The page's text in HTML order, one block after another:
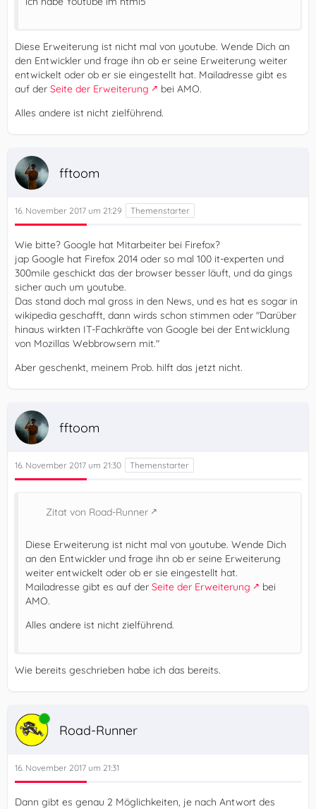
Diese Erweiterung ist nicht mal von youtube. Wende Dich an
den Entwickler und frage ihn ob er seine Erweiterung weiter
entwickelt oder ob er sie eingestellt hat. Mailadresse gibt es
auf der Seite der Erweiterung
bei AMO.
Alles andere ist nicht zielführend.
fftoom
16. November 2017 um 21:29
Wie bitte? Google hat Mitarbeiter bei Firefox?
jap Google hat Firefox 2014 oder so mal 100 it-experten und
300mile geschickt das der browser besser läuft, und da gings
sicher auch um youtube.
Das stand doch mal gross in den News, und es hat es sogar in
wikipedia geschafft, dann wirds schon stimmen oder "Darüber
hinaus wirkten IT-Fachkräfte von Google bei der Entwicklung
von Mozillas Webbrowsern mit."
Aber geschenkt, meinem Prob. hilft das jetzt nicht.
fftoom
16. November 2017 um 21:30
Zitat von Road-Runner
Diese Erweiterung ist nicht mal von youtube. Wende Dich
an den Entwickler und frage ihn ob er seine Erweiterung
weiter entwickelt oder ob er sie eingestellt hat.
Mailadresse gibt es auf der Seite der Erweiterung
bei
AMO.
Alles andere ist nicht zielführend.
Wie bereits geschrieben habe ich das bereits.
Online
Road-Runner
16. November 2017 um 21:31
Dann gibt es genau 2 Möglichkeiten, je nach Antwort des